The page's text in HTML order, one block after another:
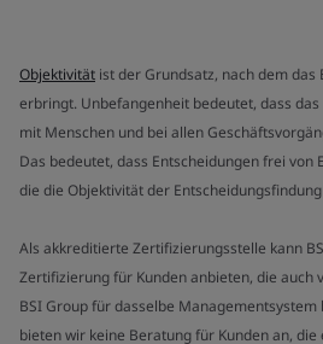
Objektivität ist der Grundsatz, nach dem
erbringt. Unbefangenheit bedeutet, dass
mit Menschen und bei allen
Das bedeutet, dass Entscheidungen frei von
die die Objektivität der
Als akkreditierte Zertifizierungsstelle kann
Zertifizierung für Kunden anbieten, die auch
BSI Group für dasselbe
bieten wir keine Beratung für Kunden an,